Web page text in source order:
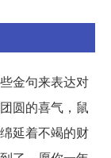
金句来表达对
圆的喜气，鼠
延着不竭的财